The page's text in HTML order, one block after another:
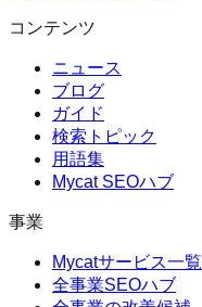
コンテンツ
ニュース
ブログ
ガイド
検索トピック
用語集
Mycat SEOハブ
事業
Mycatサービス一覧
全事業SEOハブ